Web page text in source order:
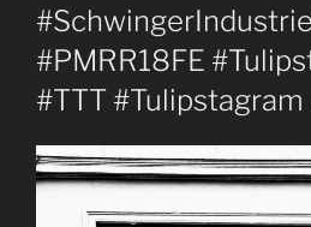
#PMRR18FE
#TTT #Tulipstagram